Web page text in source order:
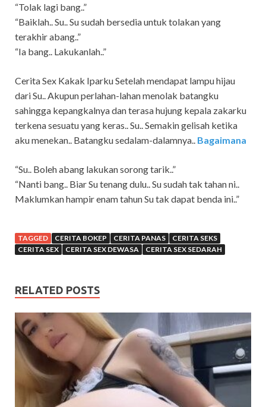
“Tolak lagi bang..”
“Baiklah.. Su.. Su sudah bersedia untuk tolakan yang
terakhir abang..”
“Ia bang.. Lakukanlah..”
Cerita Sex Kakak Iparku Setelah mendapat lampu hijau
dari Su.. Akupun perlahan-lahan menolak batangku
sahingga kepangkalnya dan terasa hujung kepala zakarku
terkena sesuatu yang keras.. Su.. Semakin gelisah ketika
aku menekan.. Batangku sedalam-dalamnya.. Bagaimana
“Su.. Boleh abang lakukan sorong tarik..”
“Nanti bang.. Biar Su tenang dulu.. Su sudah tak tahan ni..
Maklumkan hampir enam tahun Su tak dapat benda ini..”
TAGGED CERITA BOKEP CERITA PANAS
CERITA SEKS
CERITA SEX
CERITA SEX DEWASA CERITA SEX SEDARAH
RELATED POSTS